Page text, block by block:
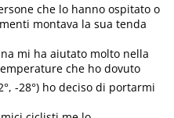
che lo hanno ospitato o
montava la sua tenda
mi ha aiutato molto nella
che ho dovuto
-28°) ho deciso di portarmi